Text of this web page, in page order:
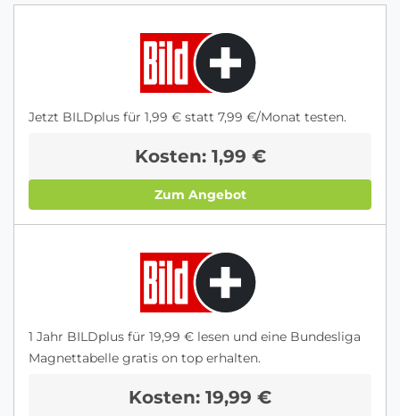
Jetzt BILDplus für 1,99 € statt 7,99 €/Monat testen.
Kosten: 1,99 €
Zum Angebot
1 Jahr BILDplus für 19,99 € lesen und eine Bundesliga
Magnettabelle gratis on top erhalten.
Kosten: 19,99 €